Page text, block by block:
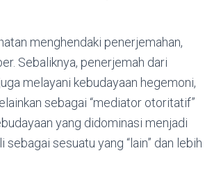
menghendaki penerjemahan,
Sebaliknya, penerjemah dari
melayani kebudayaan hegemoni,
sebagai “mediator otoritatif”
yang didominasi menjadi
sesuatu yang “lain” dan lebih